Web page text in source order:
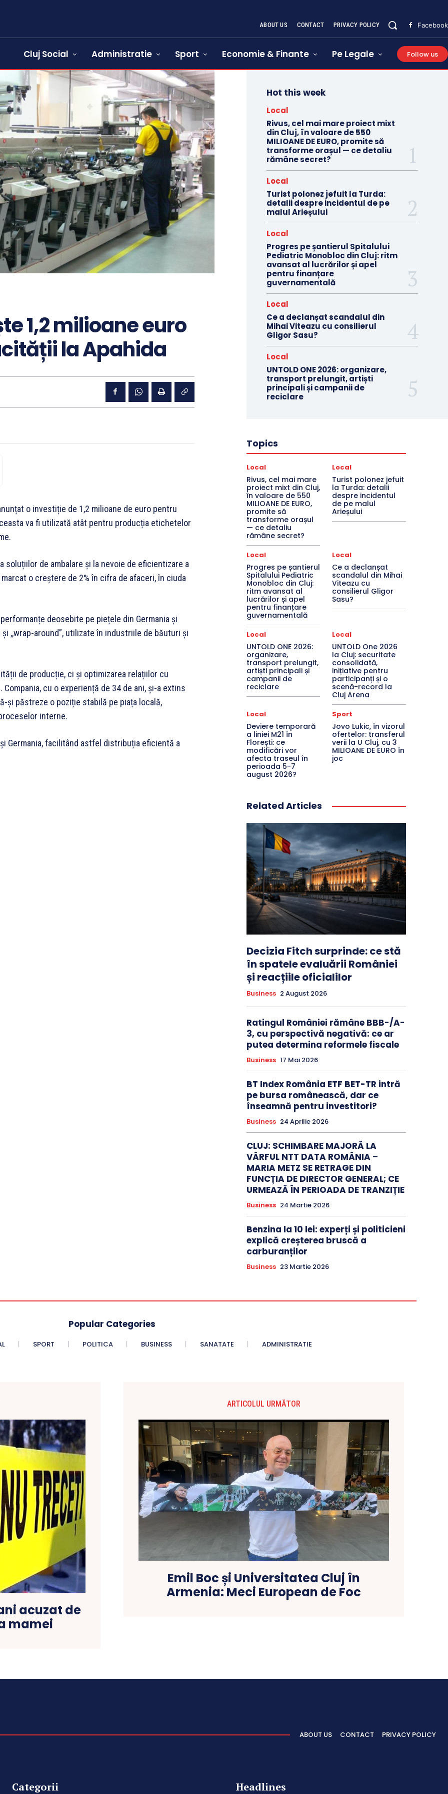
ABOUT US CONTACT PRIVACY POLICY Facebook
Cluj Social Administratie Sport Economie & Finante Pe Legale Follow us
1,2 milioane euro
la Apahida
o investiție de 1,2 milioane de euro pentru
va fi utilizată atât pentru producția etichetelor
de ambalare și la nevoie de eficientizare a
o creștere de 2% în cifra de afaceri, în ciuda
deosebite pe piețele din Germania și
,,wrap-around”, utilizate în industriile de băuturi și
de producție, ci și optimizarea relațiilor cu
cu o experiență de 34 de ani, și-a extins
și păstreze o poziție stabilă pe piața locală,
interne.
Germania, facilitând astfel distribuția eficientă a
Hot this week
Local
Rivus, cel mai mare proiect mixt
din Cluj, în valoare de 550
MILIOANE DE EURO, promite să
transforme orașul — ce detaliu
rămâne secret?
Local
Turist polonez jefuit la Turda:
detalii despre incidentul de pe
malul Arieșului
Local
Progres pe șantierul Spitalului
Pediatric Monobloc din Cluj: ritm
avansat al lucrărilor și apel
pentru finanțare
guvernamentală
Local
Ce a declanșat scandalul din
Mihai Viteazu cu consilierul
Gligor Sasu?
Local
UNTOLD ONE 2026: organizare,
transport prelungit, artiști
principali și campanii de
reciclare
Topics
Local
Rivus, cel mai mare
proiect mixt din Cluj,
în valoare de 550
MILIOANE DE EURO,
promite să
transforme orașul
— ce detaliu
rămâne secret?
Local
Turist polonez jefuit
la Turda: detalii
despre incidentul
de pe malul
Arieșului
Local
Progres pe șantierul
Spitalului Pediatric
Monobloc din Cluj:
ritm avansat al
lucrărilor și apel
pentru finanțare
guvernamentală
Local
Ce a declanșat
scandalul din Mihai
Viteazu cu
consilierul Gligor
Sasu?
Local
UNTOLD ONE 2026:
organizare,
transport prelungit,
artiști principali și
campanii de
reciclare
Local
UNTOLD One 2026
la Cluj: securitate
consolidată,
inițiative pentru
participanți și o
scenă-record la
Cluj Arena
Local
Deviere temporară
a liniei M21 în
Florești: ce
modificări vor
afecta traseul în
perioada 5-7
august 2026?
Sport
Jovo Lukic, în vizorul
ofertelor: transferul
verii la U Cluj, cu 3
MILIOANE DE EURO în
joc
Related Articles
Decizia Fitch surprinde: ce stă
în spatele evaluării României
și reacțiile oficialilor
Business 2 August 2026
Ratingul României rămâne BBB-/A-
3, cu perspectivă negativă: ce ar
putea determina reformele fiscale
Business 17 Mai 2026
BT Index România ETF BET-TR intră
pe bursa românească, dar ce
înseamnă pentru investitori?
Business 24 Aprilie 2026
CLUJ: SCHIMBARE MAJORĂ LA
VÂRFUL NTT DATA ROMÂNIA –
MARIA METZ SE RETRAGE DIN
FUNCȚIA DE DIRECTOR GENERAL; CE
URMEAZĂ ÎN PERIOADA DE TRANZIȚIE
Business 24 Martie 2026
Benzina la 10 lei: experți și politicieni
explică creșterea bruscă a
carburanților
Business 23 Martie 2026
Popular Categories
SPORT POLITICA BUSINESS SANATATE ADMINISTRATIE
acuzat de
mamei
ARTICOLUL URMĂTOR
Emil Boc și Universitatea Cluj în
Armenia: Meci European de Foc
ABOUT US CONTACT PRIVACY POLICY
Categorii Headlines